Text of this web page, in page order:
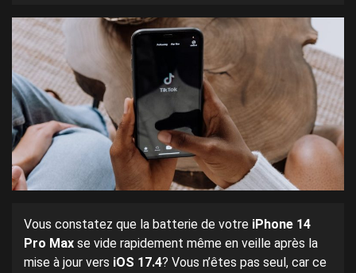
Vous constatez que la batterie de votre iPhone 14
Pro Max se vide rapidement même en veille après la
mise à jour vers iOS 17.4? Vous n’êtes pas seul, car ce